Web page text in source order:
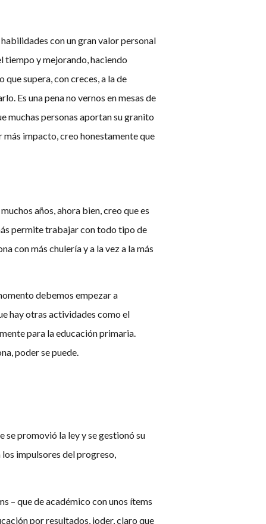
con un gran valor personal
tiempo y mejorando, haciendo
supera, con creces, a la de
Es una pena no vernos en mesas de
muchas personas aportan su granito
impacto, creo honestamente que
años, ahora bien, creo que es
permite trabajar con todo tipo de
con más chulería y a la vez a la más
debemos empezar a
hay otras actividades como el
para la educación primaria.
poder se puede.
se promovió la ley y se gestionó su
impulsores del progreso,
– que de académico con unos ítems
por resultados, joder, claro que